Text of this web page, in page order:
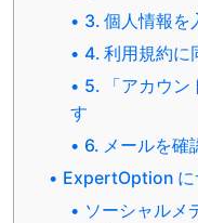
3. 個人情報を
4. 利用規約に
5. 「アカウン
す
6. メールを確
ExpertOption に
ソーシャルメ